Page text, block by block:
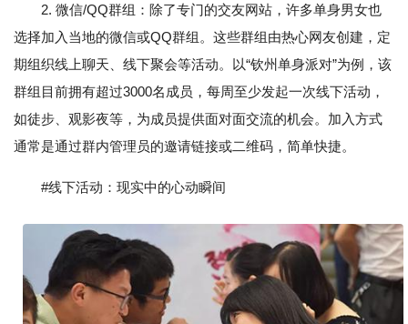
2. 微信/QQ群组：除了专门的交友网站，许多单身男女也
选择加入当地的微信或QQ群组。这些群组由热心网友创建，定
期组织线上聊天、线下聚会等活动。以“钦州单身派对”为例，该
群组目前拥有超过3000名成员，每周至少发起一次线下活动，
如徒步、观影夜等，为成员提供面对面交流的机会。加入方式
通常是通过群内管理员的邀请链接或二维码，简单快捷。
#线下活动：现实中的心动瞬间